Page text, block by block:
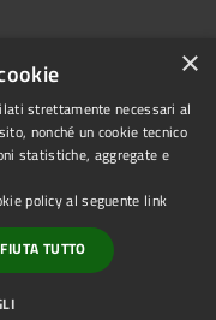
© 2026 • Comune di
Carugo • Powered by
•Accesso
redazione
×
strettamente necessari al
nonché un cookie tecnico
statistiche, aggregate e
policy al seguente link
TUTTO